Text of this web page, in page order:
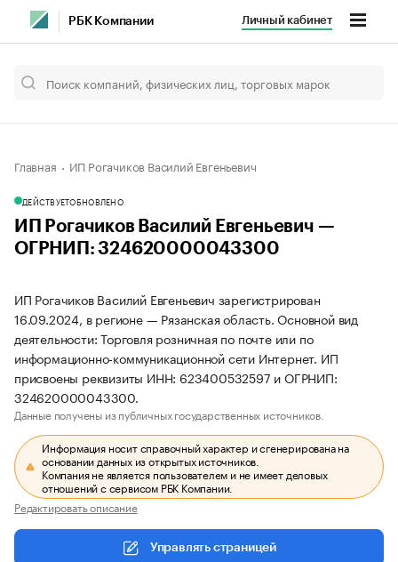
РБК Компании Личный кабинет
Главная ИП Рогачиков Василий Евгеньевич
ДЕЙСТВУЕТОБНОВЛЕНО
ИП Рогачиков Василий Евгеньевич —
ОГРНИП: 324620000043300
ИП Рогачиков Василий Евгеньевич зарегистрирован
16.09.2024, в регионе — Рязанская область. Основной вид
деятельности: Торговля розничная по почте или по
информационно-коммуникационной сети Интернет. ИП
присвоены реквизиты ИНН: 623400532597 и ОГРНИП:
324620000043300.
Данные получены из публичных государственных источников.
Информация носит справочный характер и сгенерирована на
основании данных из открытых источников.
Компания не является пользователем и не имеет деловых
отношений с сервисом РБК Компании.
Редактировать описание
Управлять страницей